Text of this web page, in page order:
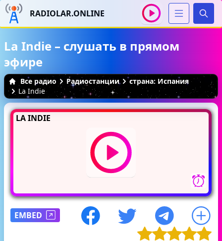
RADIOLAR.ONLINE
La Indie – слушать в прямом
эфире
Все радио Радиостанции
страна: Испания
La Indie
LA INDIE
EMBED